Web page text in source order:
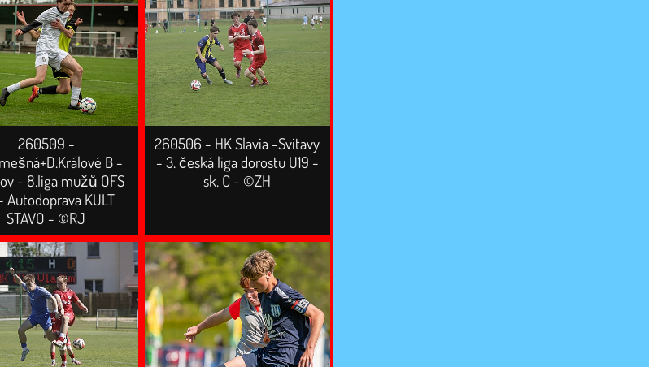
260509 -
B -
- 8.liga mužů OFS
Autodoprava KULT
STAVO - ©RJ
260506 - HK Slavia -Svitavy
- 3. česká liga dorostu U19 -
sk. C - ©ZH